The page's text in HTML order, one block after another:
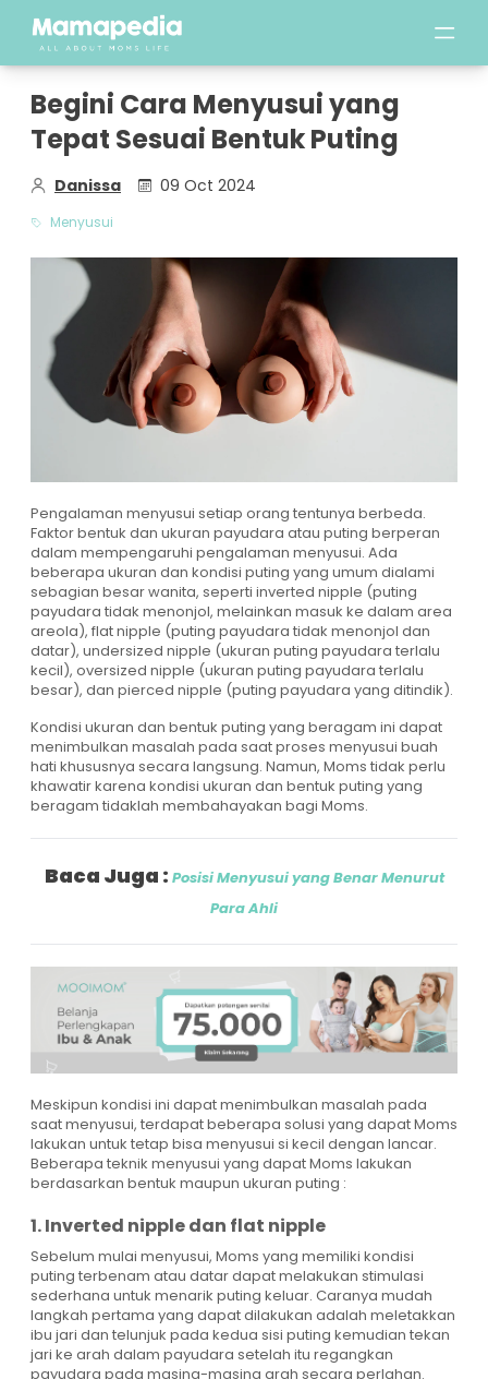
Begini Cara Menyusui yang
Tepat Sesuai Bentuk Puting
Danissa 09 Oct 2024
Menyusui
Pengalaman menyusui setiap orang tentunya berbeda.
Faktor bentuk dan ukuran payudara atau puting berperan
dalam mempengaruhi pengalaman menyusui. Ada
beberapa ukuran dan kondisi puting yang umum dialami
sebagian besar wanita, seperti inverted nipple (puting
payudara tidak menonjol, melainkan masuk ke dalam area
areola), flat nipple (puting payudara tidak menonjol dan
datar), undersized nipple (ukuran puting payudara terlalu
kecil), oversized nipple (ukuran puting payudara terlalu
besar), dan pierced nipple (puting payudara yang ditindik).
Kondisi ukuran dan bentuk puting yang beragam ini dapat
menimbulkan masalah pada saat proses menyusui buah
hati khususnya secara langsung. Namun, Moms tidak perlu
khawatir karena kondisi ukuran dan bentuk puting yang
beragam tidaklah membahayakan bagi Moms.
Baca Juga : Posisi Menyusui yang Benar Menurut
Para Ahli
Meskipun kondisi ini dapat menimbulkan masalah pada
saat menyusui, terdapat beberapa solusi yang dapat Moms
lakukan untuk tetap bisa menyusui si kecil dengan lancar.
Beberapa teknik menyusui yang dapat Moms lakukan
berdasarkan bentuk maupun ukuran puting :
1. Inverted nipple dan flat nipple
Sebelum mulai menyusui, Moms yang memiliki kondisi
puting terbenam atau datar dapat melakukan stimulasi
sederhana untuk menarik puting keluar. Caranya mudah
langkah pertama yang dapat dilakukan adalah meletakkan
ibu jari dan telunjuk pada kedua sisi puting kemudian tekan
jari ke arah dalam payudara setelah itu regangkan
payudara pada masing-masing arah secara perlahan.